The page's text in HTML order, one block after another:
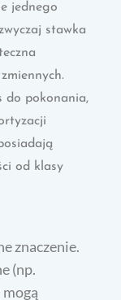
jednego
stawka
do pokonania,
od klasy
znaczenie.
(np.